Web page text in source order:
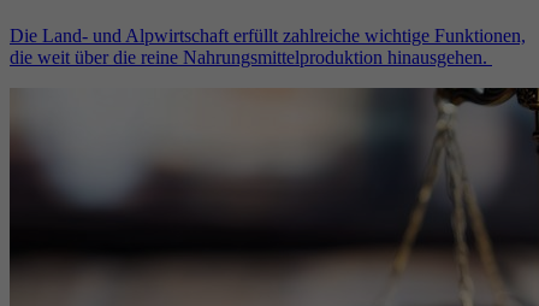
Die Land- und Alpwirtschaft erfüllt zahlreiche wichtige Funktionen,
die weit über die reine Nahrungsmittelproduktion hinausgehen.